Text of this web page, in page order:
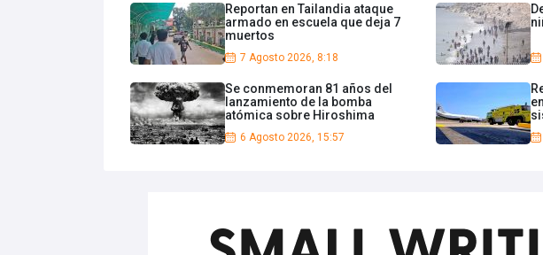
Reportan en Tailandia ataque
armado en escuela que deja 7
muertos
7 Agosto 2026, 8:18
Se conmemoran 81 años del
lanzamiento de la bomba
atómica sobre Hiroshima
6 Agosto 2026, 15:57